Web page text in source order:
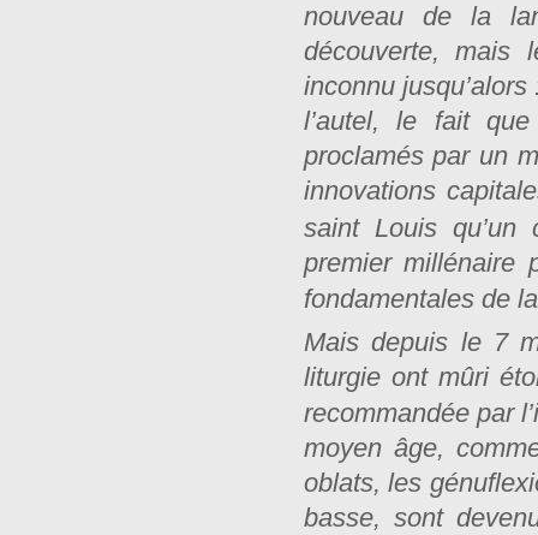
nouveau de la
découverte, mais
inconnu
l’autel, le fait
proclamés par un
innovations
saint Louis qu’un
premier millénaire
fondamentales de
Mais depuis le 7
liturgie ont mûri
recommandée par
moyen âge,
oblats, les
basse, sont